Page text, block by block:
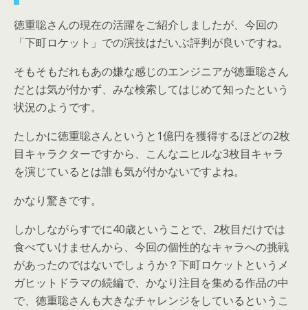
徳重聡さんの現在の活躍をご紹介しましたが、今回の
「下町ロケット」での演技はだいぶ評判が良いですね。
そもそもだれもあの嫌な感じのエンジニアが徳重聡さん
だとは気が付かず、みな検索してはじめて知ったという
状況のようです。
たしかに徳重聡さんというと1億円を獲得するほどの2枚
目キャラクターですから、こんなニヒルな3枚目キャラ
を演じているとは誰も気が付かないですよね。
かなり驚きです。
しかしながらすでに40歳ということで、2枚目だけでは
食べていけませんから、今回の個性的なキャラへの挑戦
があったのではないでしょうか？下町ロケットというメ
ガヒットドラマの続編で、かなり注目を集める作品の中
で、徳重聡さんも大きなチャレンジをしているというこ